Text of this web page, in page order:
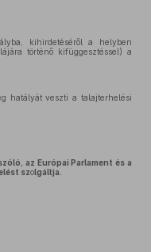
kihirdetéséről a helyben
történő kifüggesztéssel) a
hatályát veszti a talajterhelési
az Európai Parlament és a
szolgáltja.